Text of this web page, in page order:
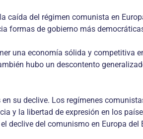
del régimen comunista en
formas de gobierno más
una economía sólida y competitiva
hubo un descontento
su declive. Los regímenes
y la libertad de expresión en los
declive del comunismo en Europa del